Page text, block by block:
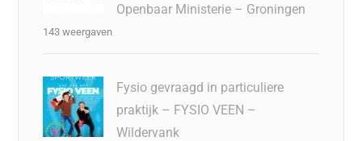
Openbaar Ministerie – Groningen
143 weergaven
Fysio gevraagd in particuliere
praktijk – FYSIO VEEN –
Wildervank